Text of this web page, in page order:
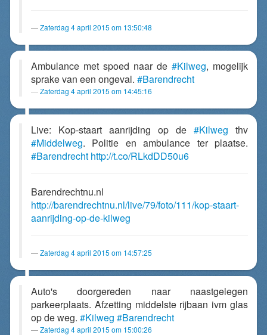
Zaterdag 4 april 2015 om 13:50:48
Ambulance met spoed naar de #Kilweg, mogelijk
sprake van een ongeval. #Barendrecht
Zaterdag 4 april 2015 om 14:45:16
Live: Kop-staart aanrijding op de #Kilweg thv
#Middelweg. Politie en ambulance ter plaatse.
#Barendrecht http://t.co/RLkdDD50u6
Barendrechtnu.nl
http://barendrechtnu.nl/live/79/foto/111/kop-staart-
aanrijding-op-de-kilweg
Zaterdag 4 april 2015 om 14:57:25
Auto's doorgereden naar naastgelegen
parkeerplaats. Afzetting middelste rijbaan ivm glas
op de weg. #Kilweg #Barendrecht
Zaterdag 4 april 2015 om 15:00:26